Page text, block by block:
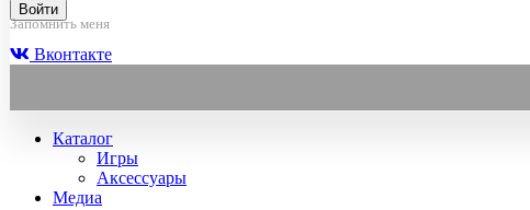
Войти
Запомнить меня
Вконтакте
Каталог
Игры
Аксессуары
Медиа